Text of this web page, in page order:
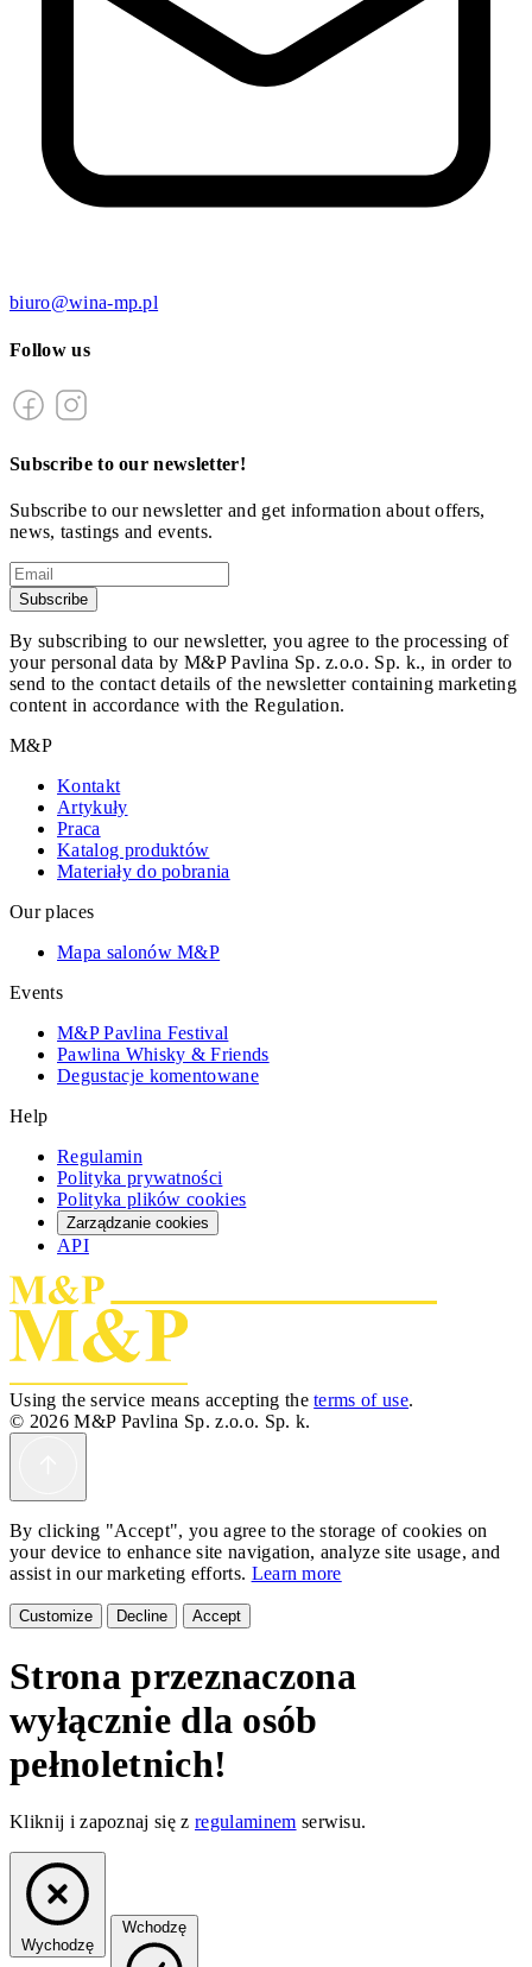
biuro@wina-mp.pl
Follow us
Subscribe to our newsletter!
Subscribe to our newsletter and get information about offers,
news, tastings and events.
Subscribe
By subscribing to our newsletter, you agree to the processing of
your personal data by M&P Pavlina Sp. z.o.o. Sp. k., in order to
send to the contact details of the newsletter containing marketing
content in accordance with the Regulation.
M&P
Kontakt
Artykuły
Praca
Katalog produktów
Materiały do pobrania
Our places
Mapa salonów M&P
Events
M&P Pavlina Festival
Pawlina Whisky & Friends
Degustacje komentowane
Help
Regulamin
Polityka prywatności
Polityka plików cookies
Zarządzanie cookies
API
Using the service means accepting theterms of use.
© 2026 M&P Pavlina Sp. z.o.o. Sp. k.
By clicking "Accept", you agree to the storage of cookies on
your device to enhance site navigation, analyze site usage, and
assist in our marketing efforts. Learn more
Customize Decline Accept
Strona przeznaczona
wyłącznie dla osób
pełnoletnich!
Kliknij i zapoznaj się zregulaminem serwisu.
Wychodzę
Wchodzę